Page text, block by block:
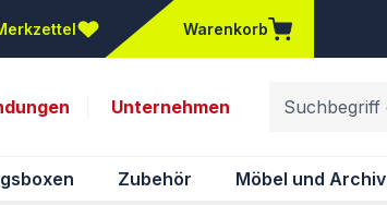
Du hast 0 Produkte auf dem Merkzettel
Warenkorb
Unternehmen
Zubehör Möbel und Archiv